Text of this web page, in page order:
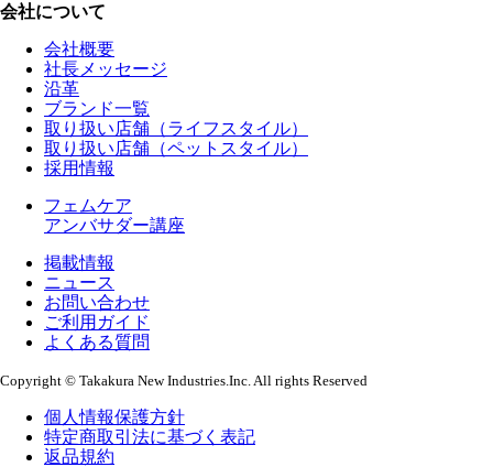
会社について
会社概要
社長メッセージ
沿革
ブランド一覧
取り扱い店舗（ライフスタイル）
取り扱い店舗（ペットスタイル）
採用情報
フェムケア
アンバサダー講座
掲載情報
ニュース
お問い合わせ
ご利用ガイド
よくある質問
Copyright © Takakura New Industries.Inc. All rights Reserved
個人情報保護方針
特定商取引法に基づく表記
返品規約